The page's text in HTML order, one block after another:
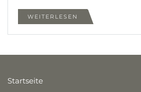
WEITERLESEN
Startseite